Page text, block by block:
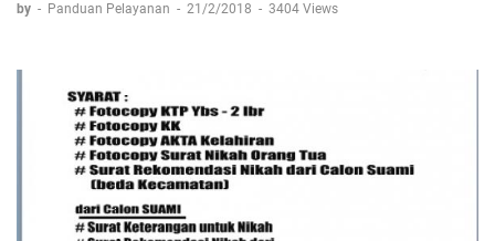
by - Panduan Pelayanan - 21/2/2018 - 3404 Views